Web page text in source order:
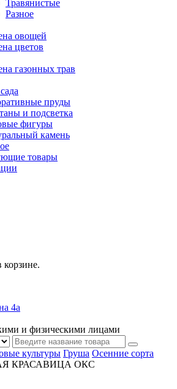
Травянистые
Разное
овощей
цветов
газонных трав
пруды
и подсветка
фигуры
камень
товары
корзине.
4а
и физическими лицами
культуры Груша Осенние сорта
КРАСАВИЦА ОКС